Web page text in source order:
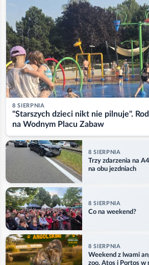
8 SIERPNIA
"Starszych dzieci nikt nie pilnuje".
na Wodnym Placu Zabaw
8 SIERPNIA
Trzy zdarzenia na
na obu jezdniach
8 SIERPNIA
Co na weekend?
8 SIERPNIA
Weekend z lwami
zoo. Atos i Portos w